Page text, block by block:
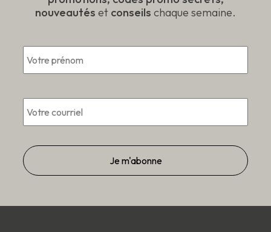
nouveautés et conseils chaque semaine.
*
Courriel *